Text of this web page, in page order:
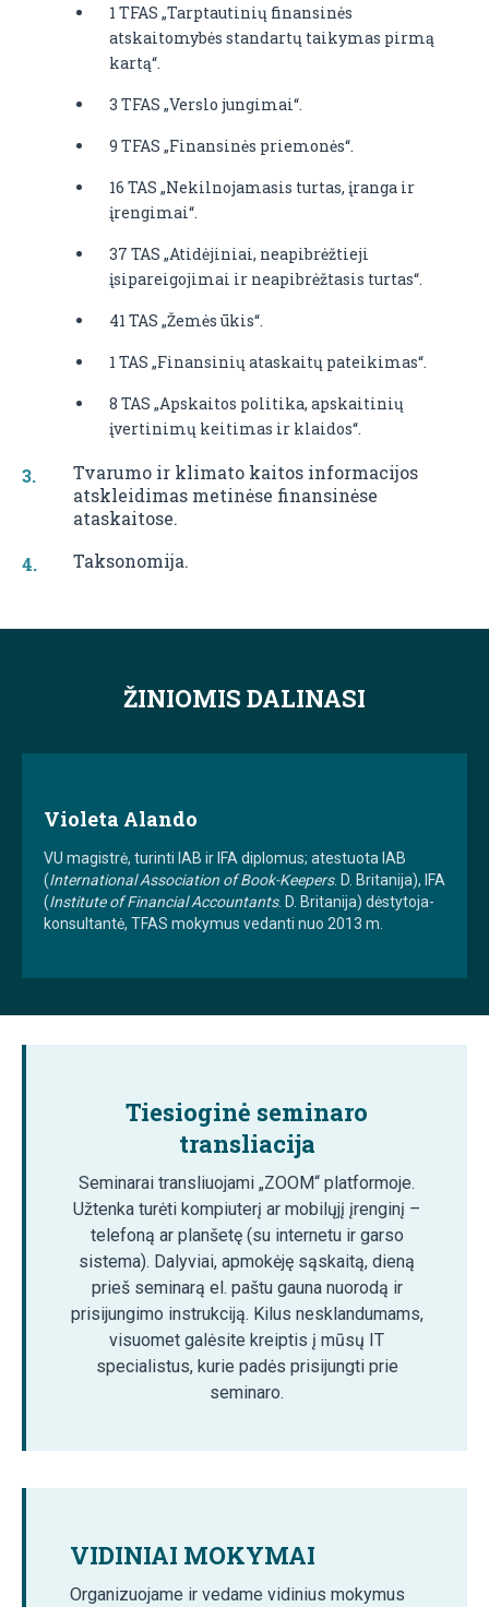
1 TFAS „Tarptautinių finansinės
atskaitomybės standartų taikymas pirmą
kartą“.
3 TFAS „Verslo jungimai“.
9 TFAS „Finansinės priemonės“.
16 TAS „Nekilnojamasis turtas, įranga ir
įrengimai“.
37 TAS „Atidėjiniai, neapibrėžtieji
įsipareigojimai ir neapibrėžtasis turtas“.
41 TAS „Žemės ūkis“.
1 TAS „Finansinių ataskaitų pateikimas“.
8 TAS „Apskaitos politika, apskaitinių
įvertinimų keitimas ir klaidos“.
Tvarumo ir klimato kaitos informacijos
atskleidimas metinėse finansinėse
ataskaitose.
Taksonomija.
ŽINIOMIS DALINASI
Violeta Alando
VU magistrė, turinti IAB ir IFA diplomus; atestuota IAB
(International Association of Book-Keepers. D. Britanija), IFA
(Institute of Financial Accountants. D. Britanija) dėstytoja-
konsultantė, TFAS mokymus vedanti nuo 2013 m.
Tiesioginė seminaro
transliacija
Seminarai transliuojami „ZOOM“ platformoje.
Užtenka turėti kompiuterį ar mobilųjį įrenginį –
telefoną ar planšetę (su internetu ir garso
sistema). Dalyviai, apmokėję sąskaitą, dieną
prieš seminarą el. paštu gauna nuorodą ir
prisijungimo instrukciją. Kilus nesklandumams,
visuomet galėsite kreiptis į mūsų IT
specialistus, kurie padės prisijungti prie
seminaro.
VIDINIAI MOKYMAI
Organizuojame ir vedame vidinius mokymus